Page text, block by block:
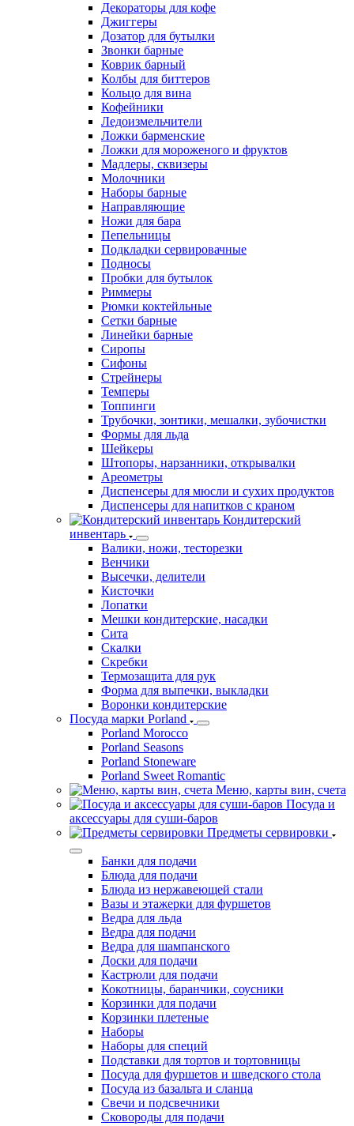
Декораторы для кофе
Джиггеры
Дозатор для бутылки
Звонки барные
Коврик барный
Колбы для биттеров
Кольцо для вина
Кофейники
Ледоизмельчители
Ложки барменские
Ложки для мороженого и фруктов
Мадлеры, сквизеры
Молочники
Наборы барные
Направляющие
Ножи для бара
Пепельницы
Подкладки сервировачные
Подносы
Пробки для бутылок
Риммеры
Рюмки коктейльные
Сетки барные
Линейки барные
Сиропы
Сифоны
Стрейнеры
Темперы
Топпинги
Трубочки, зонтики, мешалки, зубочистки
Формы для льда
Шейкеры
Штопоры, нарзанники, открывалки
Ареометры
Диспенсеры для мюсли и сухих продуктов
Диспенсеры для напитков с краном
Кондитерский
инвентарь
Валики, ножи, тесторезки
Венчики
Высечки, делители
Кисточки
Лопатки
Мешки кондитерские, насадки
Сита
Скалки
Скребки
Термозащита для рук
Форма для выпечки, выкладки
Воронки кондитерские
Посуда марки Porland
Porland Morocco
Porland Seasons
Porland Stoneware
Porland Sweet Romantic
Меню, карты вин, счета
Посуда и
аксессуары для суши-баров
Предметы сервировки
Банки для подачи
Блюда для подачи
Блюда из нержавеющей стали
Вазы и этажерки для фуршетов
Ведра для льда
Ведра для подачи
Ведра для шампанского
Доски для подачи
Кастрюли для подачи
Кокотницы, баранчики, соусники
Корзинки для подачи
Корзинки плетеные
Наборы
Наборы для специй
Подставки для тортов и тортовницы
Посуда для фуршетов и шведского стола
Посуда из базальта и сланца
Свечи и подсвечники
Сковороды для подачи